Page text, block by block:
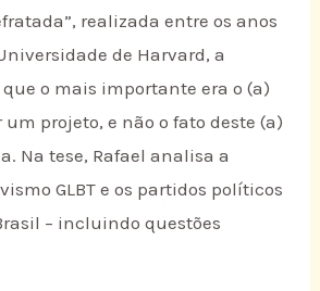
realizada entre os anos
de Harvard, a
o mais importante era o (a)
projeto, e não o fato deste (a)
Na tese, Rafael analisa a
GLBT e os partidos políticos
– incluindo questões